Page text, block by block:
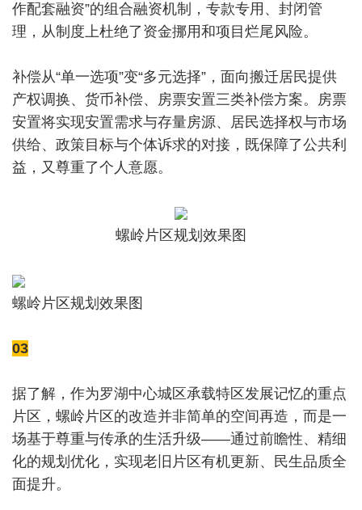
作配套融资”的组合融资机制，专款专用、封闭管
理，从制度上杜绝了资金挪用和项目烂尾风险。
补偿从“单一选项”变“多元选择”，面向搬迁居民提供
产权调换、货币补偿、房票安置三类补偿方案。房票
安置将实现安置需求与存量房源、居民选择权与市场
供给、政策目标与个体诉求的对接，既保障了公共利
益，又尊重了个人意愿。
螺岭片区规划效果图
螺岭片区规划效果图
03
据了解，作为罗湖中心城区承载特区发展记忆的重点
片区，螺岭片区的改造并非简单的空间再造，而是一
场基于尊重与传承的生活升级——通过前瞻性、精细
化的规划优化，实现老旧片区有机更新、民生品质全
面提升。